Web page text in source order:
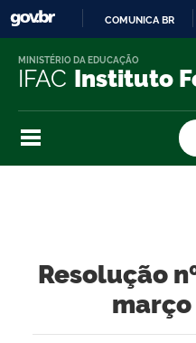
COMUNICA BR
IFAC Instituto
MINISTÉRIO DA EDUCAÇÃO
Resolução
março